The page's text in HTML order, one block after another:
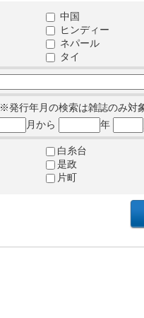
中国
ヒンディー
ネパール
タイ
※発行年月の検索は雑誌のみ対
月から 年
白糸台
是政
片町